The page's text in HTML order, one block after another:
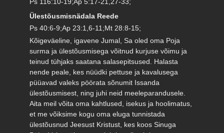
Ülestõusmisnädala Reede
Ps 40:6-9;Ap 23:1,6-11;Mt 28:8-15;
Kõigeväeline, igavene Jumal, Sa oled oma Poja
surma ja ülestõusmisega võitnud kurjuse võimu ja
teinud tühjaks saatana salasepitsused. Halasta
nende peale, kes nüüdki pettuse ja kavalusega
püüavad valeks pöörata sõnumit Issanda
ülestõusmisest, ning juhi neid meeleparandusele.
Aita meil võita oma kahtlused, isekus ja hoolimatus,
et me võiksime kogu oma eluga tunnistada
ülestõusnud Jeesust Kristust, kes koos Sinuga